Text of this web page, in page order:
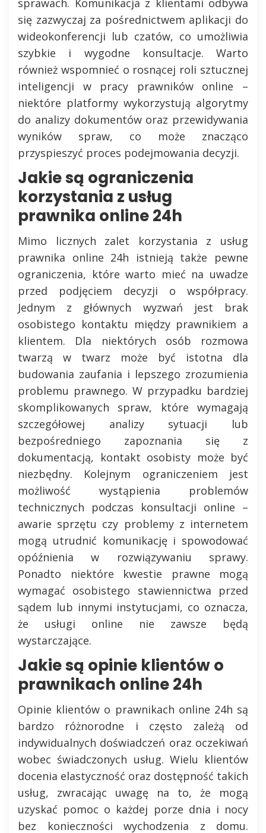
sprawach. Komunikacja z klientami odbywa
się zazwyczaj za pośrednictwem aplikacji do
wideokonferencji lub czatów, co umożliwia
szybkie i wygodne konsultacje. Warto
również wspomnieć o rosnącej roli sztucznej
inteligencji w pracy prawników online –
niektóre platformy wykorzystują algorytmy
do analizy dokumentów oraz przewidywania
wyników spraw, co może znacząco
przyspieszyć proces podejmowania decyzji.
Jakie są ograniczenia
korzystania z usług
prawnika online 24h
Mimo licznych zalet korzystania z usług
prawnika online 24h istnieją także pewne
ograniczenia, które warto mieć na uwadze
przed podjęciem decyzji o współpracy.
Jednym z głównych wyzwań jest brak
osobistego kontaktu między prawnikiem a
klientem. Dla niektórych osób rozmowa
twarzą w twarz może być istotna dla
budowania zaufania i lepszego zrozumienia
problemu prawnego. W przypadku bardziej
skomplikowanych spraw, które wymagają
szczegółowej analizy sytuacji lub
bezpośredniego zapoznania się z
dokumentacją, kontakt osobisty może być
niezbędny. Kolejnym ograniczeniem jest
możliwość wystąpienia problemów
technicznych podczas konsultacji online –
awarie sprzętu czy problemy z internetem
mogą utrudnić komunikację i spowodować
opóźnienia w rozwiązywaniu sprawy.
Ponadto niektóre kwestie prawne mogą
wymagać osobistego stawiennictwa przed
sądem lub innymi instytucjami, co oznacza,
że usługi online nie zawsze będą
wystarczające.
Jakie są opinie klientów o
prawnikach online 24h
Opinie klientów o prawnikach online 24h są
bardzo różnorodne i często zależą od
indywidualnych doświadczeń oraz oczekiwań
wobec świadczonych usług. Wielu klientów
docenia elastyczność oraz dostępność takich
usług, zwracając uwagę na to, że mogą
uzyskać pomoc o każdej porze dnia i nocy
bez konieczności wychodzenia z domu.